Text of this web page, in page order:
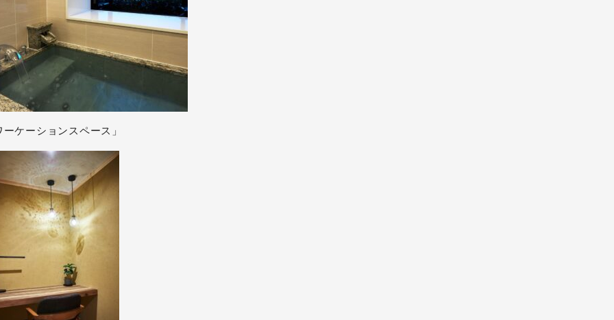
ーケーションスペース」